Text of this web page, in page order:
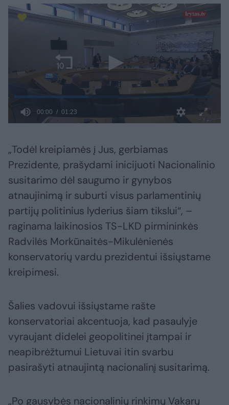
„Todėl kreipiamės į Jus, gerbiamas
Prezidente, prašydami inicijuoti Nacionalinio
susitarimo dėl saugumo ir gynybos
atnaujinimą ir suburti visus parlamentinių
partijų politinius lyderius šiam tikslui“, –
raginama laikinosios TS-LKD pirmininkės
Radvilės Morkūnaitės-Mikulėnienės
konservatorių vardu prezidentui išsiųstame
kreipimesi.
Šalies vadovui išsiųstame rašte
konservatoriai akcentuoja, kad pasaulyje
vyraujant didelei geopolitinei įtampai ir
neapibrėžtumui Lietuvai itin svarbu
pasirašyti atnaujintą nacionalinį susitarimą.
„Po gausybės nacionalinių rinkimų Vakarų